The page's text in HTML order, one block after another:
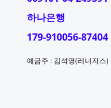
하나은행
179-910056-87404
예금주 : 김석영(레너지스)